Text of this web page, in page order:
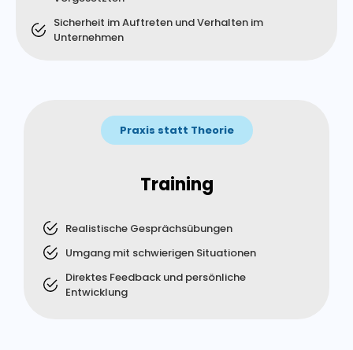
Sicherheit im Auftreten und Verhalten im
Unternehmen
Praxis statt Theorie
Training
Realistische Gesprächsübungen
Umgang mit schwierigen Situationen
Direktes Feedback und persönliche
Entwicklung